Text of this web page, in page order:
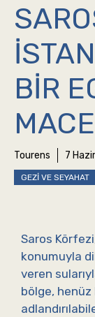
BIR
Tourens 7
GEZI VE SEYAHAT
Saros
konumuyla
veren
bölge,